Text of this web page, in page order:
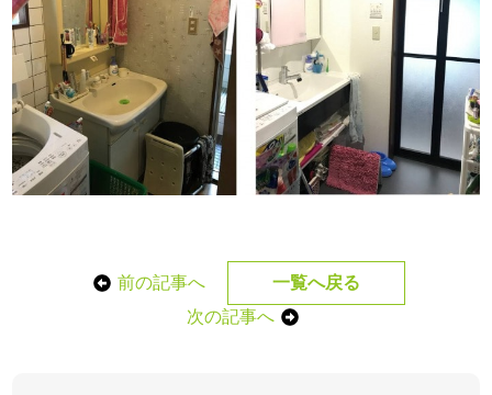
前の記事へ
一覧へ戻る
次の記事へ